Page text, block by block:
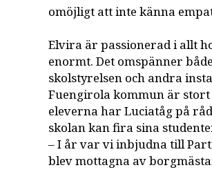
omöjligt att inte känna
Elvira är passionerad i allt
enormt. Det omspänner
skolstyrelsen och andra
Fuengirola kommun är
eleverna har Luciatåg på
skolan kan fira sina
– I år var vi inbjudna till
blev mottagna av